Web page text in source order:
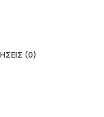
(0)